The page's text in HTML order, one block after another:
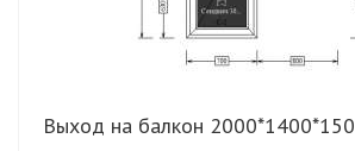
Выход на балкон